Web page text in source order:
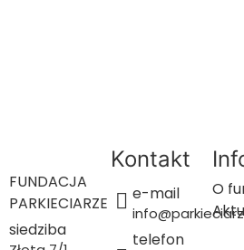
FUNDACJA
PARKIECIARZE
siedziba
Kontakt
e-mail
telefon
O